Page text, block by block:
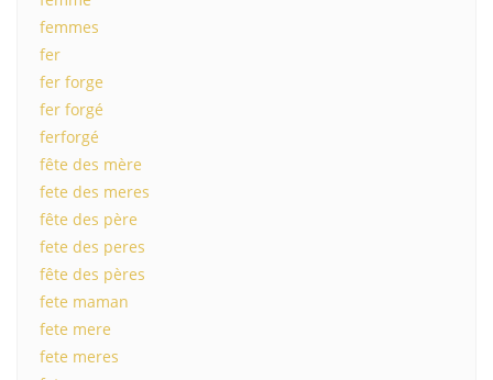
femmes
fer
fer forge
fer forgé
ferforgé
fête des mère
fete des meres
fête des père
fete des peres
fête des pères
fete maman
fete mere
fete meres